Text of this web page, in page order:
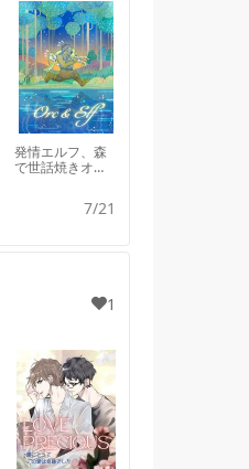
発情エルフ、森
で世話焼きオー
7/21
1